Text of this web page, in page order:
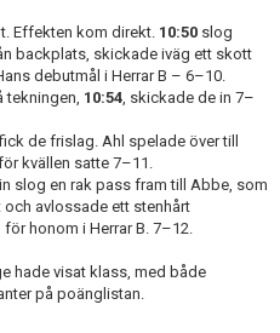
Effekten kom direkt. 10:50 slog
backplats, skickade iväg ett skott
debutmål i Herrar B – 6–10.
tekningen, 10:54, skickade de in 7–
de frislag. Ahl spelade över till
kvällen satte 7–11.
slog en rak pass fram till Abbe, som
avlossade ett stenhårt
honom i Herrar B. 7–12.
hade visat klass, med både
på poänglistan.